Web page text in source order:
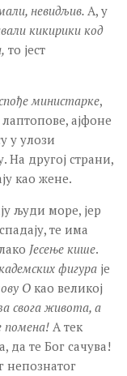
невидљив.А, у
кикирики код
то јест
министарке,
ајфоне
у улози
На другој страни,
као жене.
људи море, јер
те има
Јесење кише.
фигура је
О као великој
свога живота, а
помена! А тек
да те Бог сачува!
непознатог